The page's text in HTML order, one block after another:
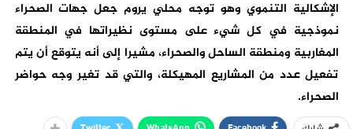
الإشكالية التنموي وهو توجه محلي يروم جعل جهات الصحراء
نموذجية في كل شيء على مستوى نظيراتها في المنطقة
المغاربية ومنطقة الساحل والصحراء، مشيرا إلى أنه يتوقع أن يتم
تفعيل عدد من المشاريع المهيكلة، والتي قد تغير وجه حواضر
الصحراء.